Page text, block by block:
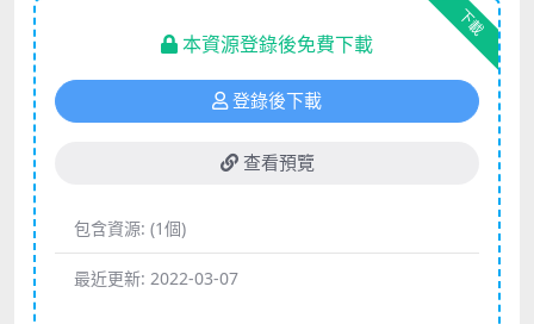
下載
本資源登錄後免費下載
登錄後下載
查看預覽
包含資源: (1個)
最近更新: 2022-03-07